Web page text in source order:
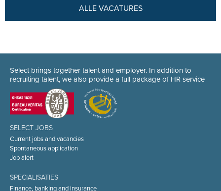
ALLE VACATURES
Select brings together talent and employer. In addition to
recruiting talent, we also provide a full package of HR service
SELECT JOBS
Current jobs and vacancies
Spontaneous application
Job alert
SPECIALISATIES
Finance, banking and insurance